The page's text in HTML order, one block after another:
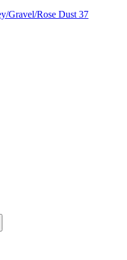
Gravel/Rose Dust 37